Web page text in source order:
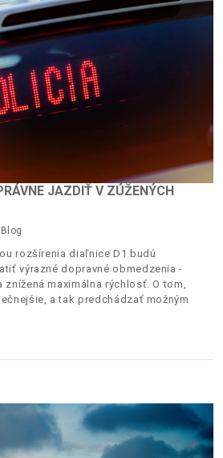
JAZDIŤ V ZÚŽENÝCH
Blog
rozšírenia diaľnice D1 budú
výrazné dopravné obmedzenia -
znížená maximálna rýchlosť. O tom,
a tak predchádzať možným